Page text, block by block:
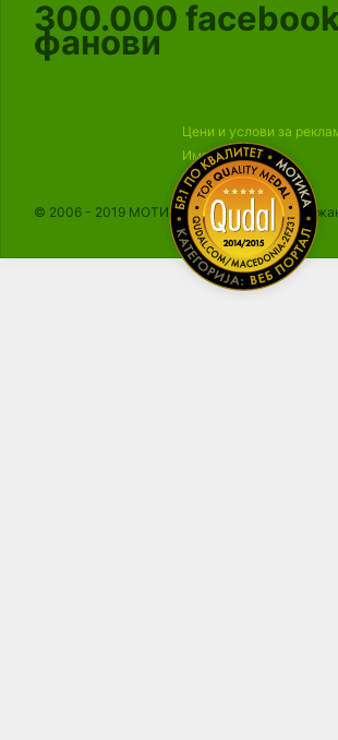
300.000 facebook
фанови
Цени и услови за
Импресум
© 2006 - 2019 МОТИКА, Сите права се